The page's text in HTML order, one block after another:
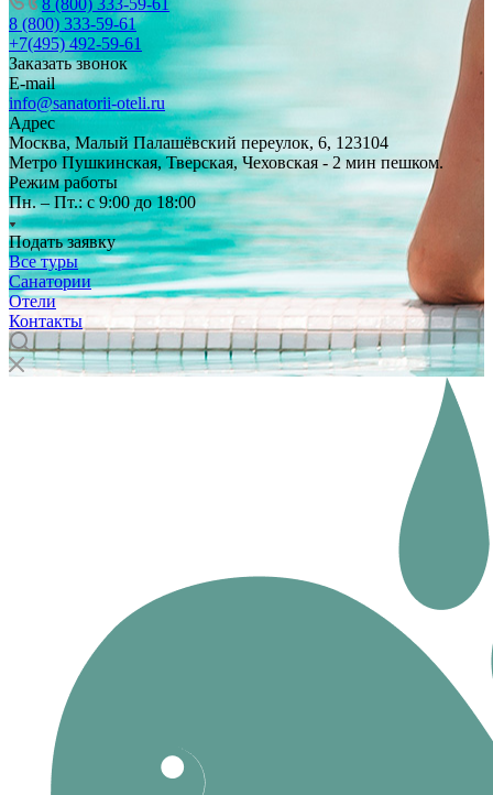
8 (800) 333-59-61
8 (800) 333-59-61
+7(495) 492-59-61
Заказать звонок
E-mail
info@sanatorii-oteli.ru
Адрес
Москва, Малый Палашёвский переулок, 6, 123104
Метро Пушкинская, Тверская, Чеховская - 2 мин пешком.
Режим работы
Пн. – Пт.: с 9:00 до 18:00
Подать заявку
Все туры
Санатории
Отели
Контакты